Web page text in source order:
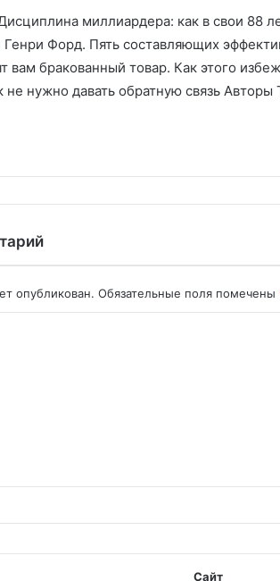
миллиардера: как в свои 88
Форд. Пять составляющих
вам бракованный товар. Как этого
не нужно давать обратную связь Авторы
опубликован. Обязательные поля помечены
Сайт